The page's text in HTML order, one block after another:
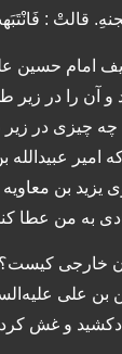
قالتْ :
حسین
و آن را در زیر
چیزی در
عبيدالله
بن معاویه
به من عطا
خارجی کیست؟
على
و غش